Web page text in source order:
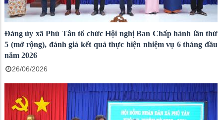
Đảng ủy xã Phú Tân tổ chức Hội nghị Ban Chấp hành lần thứ
5 (mở rộng), đánh giá kết quả thực hiện nhiệm vụ 6 tháng đầu
năm 2026
26/06/2026